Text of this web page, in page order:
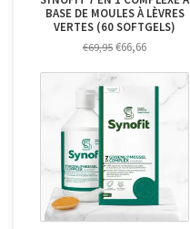
BASE DE MOULES À LÈVRES
VERTES (60 SOFTGELS)
€69,95 €66,66